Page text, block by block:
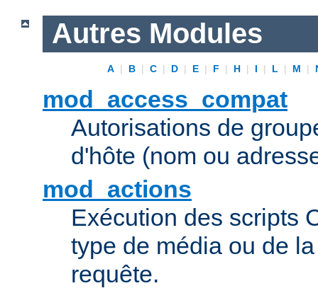
Autres Modules
A | B | C | D | E | F | H | I | L | M |
mod_access_compat
Autorisations de
d'hôte (nom ou
mod_actions
Exécution des scripts
type de média ou de
requête.